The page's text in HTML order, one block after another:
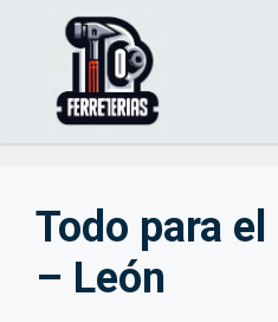
Todo para
– León